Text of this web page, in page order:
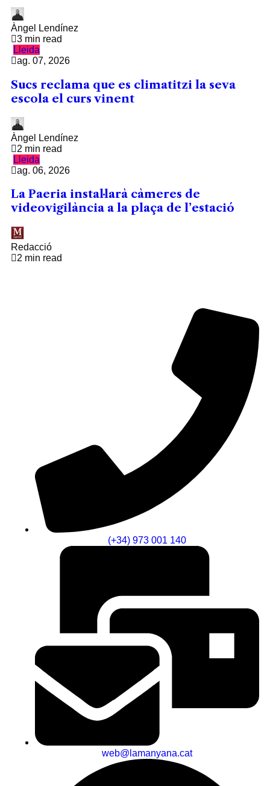
Àngel Lendínez
3 min read
Lleida
ag. 07, 2026
Sucs reclama que es climatitzi la seva
escola el curs vinent
Àngel Lendínez
2 min read
Lleida
ag. 06, 2026
La Paeria instal·larà càmeres de
videovigilància a la plaça de l’estació
Redacció
2 min read
(+34) 973 001 140
web@lamanyana.cat